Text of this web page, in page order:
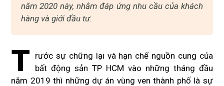
năm 2020 này, nhằm đáp ứng nhu cầu của khách
hàng và giới đầu tư.
T rước sự chững lại và hạn chế nguồn cung của
bất động sản TP HCM vào những tháng đầu
năm 2019 thì những dự án vùng ven thành phố là sự